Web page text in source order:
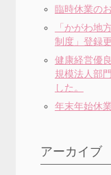
臨時休業の
「かがわ地
制度」登録
健康経営優
規模法人部
した。
年末年始休
アーカイブ